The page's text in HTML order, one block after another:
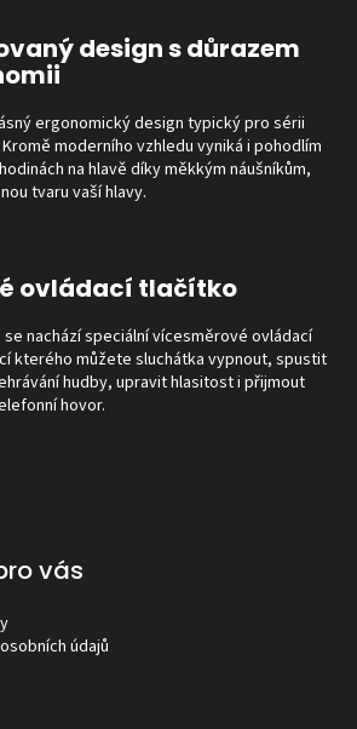
design s důrazem
ergonomický design typický pro sérii
Kromě moderního vzhledu vyniká i pohodlím
na hlavě díky měkkým náušníkům,
sednou tvaru vaší hlavy.
ovládací tlačítko
se nachází speciální vícesměrové ovládací
kterého můžete sluchátka vypnout, spustit
hudby, upravit hlasitost i přijmout
hovor.
vás
údajů